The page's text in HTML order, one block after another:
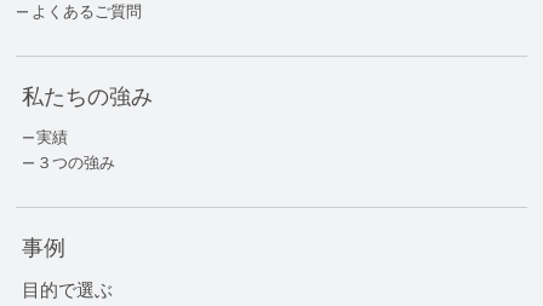
よくあるご質問
私たちの強み
実績
３つの強み
事例
目的で選ぶ